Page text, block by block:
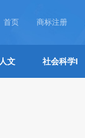
首页 商标注册
文 社会科学I